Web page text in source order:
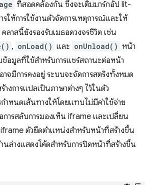
ที่สอดคล้องกัน ซึ่งจะเติมมาร์กอัป lit-
ให้การใช้งานตัวจัดการเหตุการณ์และให้
ลาสนี้ยังรองรับเมธอดวงจรชีวิต เช่น
, onLoad() และ onUnload() หน้า
ข้อมูลที่ใช้สำหรับการแชร์สถานะต่อหน้า
จมีการคงอยู่ ระบบจะจัดการสตริงทั้งหมด
างการแปลเป็นภาษาต่างๆ ไว้ในตัว
กำหนดเส้นทางให้โดยแทบไม่มีค่าใช้จ่าย
ารสลับการมองเห็น iframe และเปลี่ยน
ตัวยึดตำแหน่งสำหรับหน้าที่สร้างขึ้น
นล่างแสดงโค้ดสำหรับการปิดหน้าที่สร้างขึ้น